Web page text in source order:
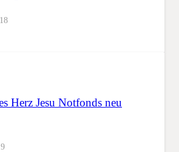
Herz Jesu Notfonds neu